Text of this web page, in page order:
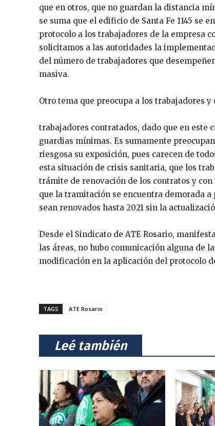
que en otros, que no guardan la distancia
se suma que el edificio de Santa Fe 1145 se
protocolo a los trabajadores de la empresa
solicitamos a las autoridades la
del número de trabajadores que
masiva.
Otro tema que preocupa a los trabajadores
trabajadores contratados, dado que en este
guardias mínimas. Es sumamente
riesgosa su exposición, pues carecen de
esta situación de crisis sanitaria, que los
trámite de renovación de los contratos y
que la tramitación se encuentra demorada
sean renovados hasta 2021 sin la
Desde el Sindicato de ATE Rosario,
las áreas, no hubo comunicación alguna de
modificación en la aplicación del protocolo
TAGS ATE Rosario
⠀Leé también⠀